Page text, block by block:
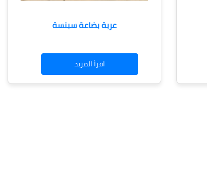
عربة بضاعة سبنسة
اقرأ المزيد